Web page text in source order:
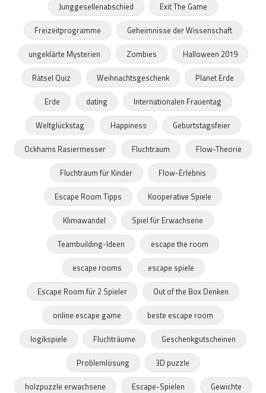
Junggesellenabschied
Exit The Game
Freizeitprogramme
Geheimnisse der Wissenschaft
ungeklärte Mysterien
Zombies
Halloween 2019
Rätsel Quiz
Weihnachtsgeschenk
Planet Erde
Erde
dating
Internationalen Frauentag
Weltglückstag
Happiness
Geburtstagsfeier
Ockhams Rasiermesser
Fluchtraum
Flow-Theorie
Fluchtraum für Kinder
Flow-Erlebnis
Escape Room Tipps
Kooperative Spiele
Klimawandel
Spiel für Erwachsene
Teambuilding-Ideen
escape the room
escape rooms
escape spiele
Escape Room für 2 Spieler
Out of the Box Denken
online escape game
beste escape room
logikspiele
Fluchträume
Geschenkgutscheinen
Problemlösung
3D puzzle
holzpuzzle erwachsene
Escape-Spielen
Gewichte